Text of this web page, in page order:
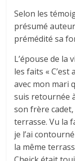
Selon les
présumé
prémédité sa
L’épouse de la
les faits «
avec mon mari
suis retournée
son frère
terrasse. Vu la
je l’ai
la même